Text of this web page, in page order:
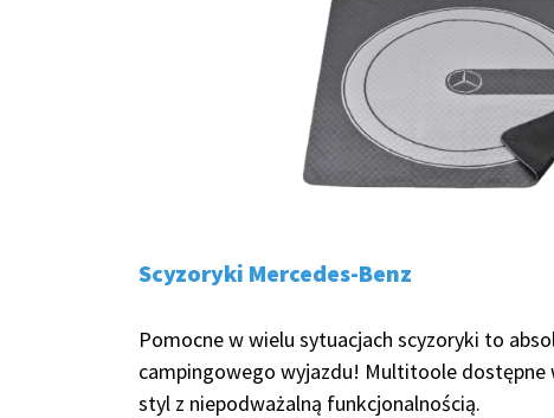
Scyzoryki Mercedes-Benz
Pomocne w wielu sytuacjach scyzoryki to
campingowego wyjazdu! Multitoole dostępne
styl z niepodważalną funkcjonalnością.